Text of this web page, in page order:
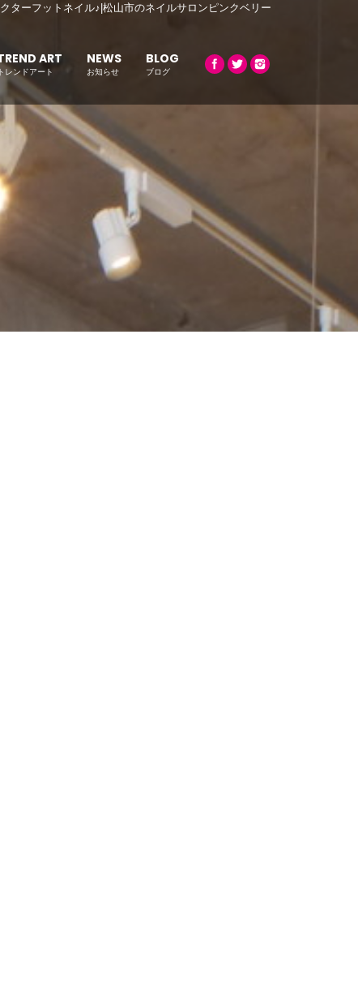
ターフットネイル♪|松山市のネイルサロンピンクベリー
ART
トレンドアート
NEWS
お知らせ
BLOG
ブログ